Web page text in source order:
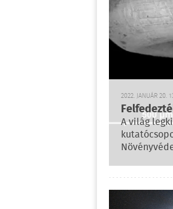
2022. JANUÁR 20.
A világ